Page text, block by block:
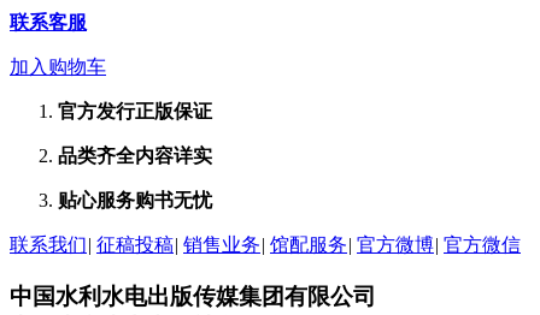
联系客服
加入购物车
官方发行正版保证
品类齐全内容详实
贴心服务购书无忧
联系我们| 征稿投稿| 销售业务| 馆配服务| 官方微博| 官方微信
中国水利水电出版传媒集团有限公司